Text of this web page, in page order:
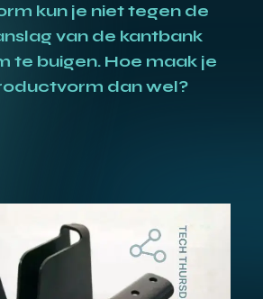
kun je niet tegen de
van de kantbank
te buigen. Hoe maak je
dan wel?